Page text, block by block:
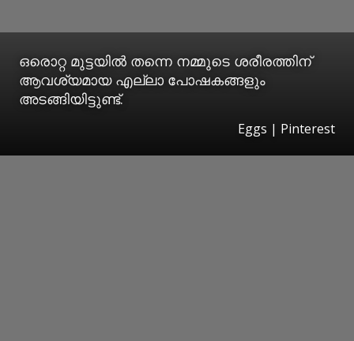
ഒരൊറ്റ മുട്ടയില്‍ തന്നെ നമ്മുടെ ശരീരത്തിന്
ആവശ്യമായ എല്ലാ പോഷകങ്ങളും
അടങ്ങിയിട്ടുണ്ട്.
Eggs | Pinterest